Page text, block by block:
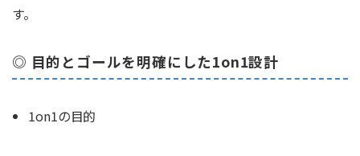
す。
◎ 目的とゴールを明確にした1on1設計
1on1の目的